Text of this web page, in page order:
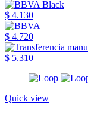
$ 4.130
$ 4.720
$ 5.310
Quick view